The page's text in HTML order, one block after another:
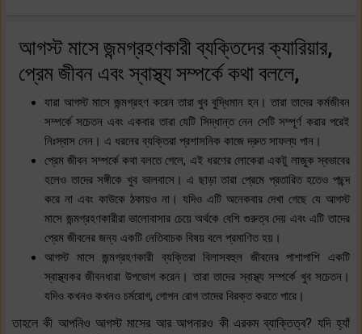
আগস্ট মাসে জন্মগ্রহণকারী ব্যক্তিদের ক্যারিয়ার,
প্রেম জীবন এবং স্বাস্থ্য সম্পর্কে কথা বললে,
যারা আগস্ট মাসে জন্মগ্রহণ করেন তারা খুব বুদ্ধিমান হন। তারা তাদের কর্মজীবন
সম্পর্কে সচেতন এবং একবার তারা যেটি সিদ্ধান্ত নেন সেটি সম্পূর্ণ করার পরেই
নিঃস্বাস নেন। এ ধরনের ব্যক্তিরা প্রশাসনিক কাজে দ্রুত সাফল্য পান।
প্রেম জীবন সম্পর্কে কথা বলতে গেলে, এই ধরণের লোকেরা একটু লাজুক স্বভাবের
হলেও তাদের সঙ্গীকে খুব ভালবাসে। এ ছাড়া তারা প্রেমে প্রতারিত হতেও পছন্দ
করে না এবং কাউকে ঠকায়ও না। যদিও এটি অনেকবার দেখা গেছে যে আগস্ট
মাসে জন্মগ্রহণকারীরা ভালোবাসার চেয়ে অর্থকে বেশি গুরুত্ব দেয় এবং এটি তাদের
প্রেম জীবনের জন্য একটি নেতিবাচক বিষয় বলে প্রমাণিত হয়।
আগস্ট মাসে জন্মগ্রহণকারী ব্যক্তিরা বিলাসবহুল জীবনের পাশাপাশি একটি
স্বাস্থ্যকর জীবনধারা উপভোগ করেন। তারা তাদের স্বাস্থ্য সম্পর্কে খুব সচেতন।
যদিও কখনও কখনও চর্মরোগ, গোপন রোগ তাদের বিরক্ত করতে পারে।
তাহলে কী আপনিও আগস্ট মাসের আর আপনারও কী এরকম ব্যাক্তিত্ব? যদি হ্যাঁ